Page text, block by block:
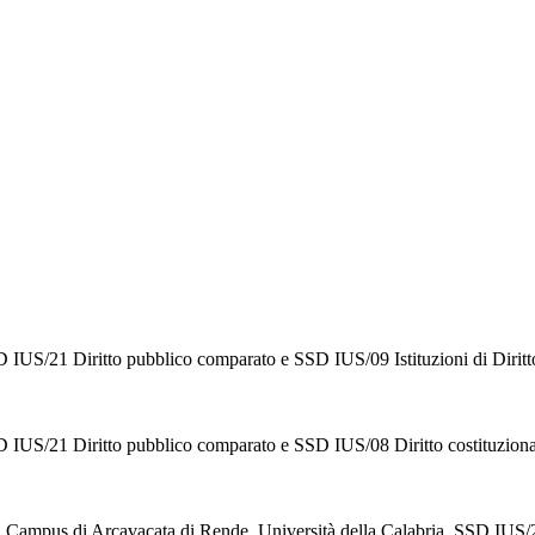
IUS/21 Diritto pubblico comparato e SSD IUS/09 Istituzioni di
IUS/21 Diritto pubblico comparato e SSD IUS/08 Diritto
di Arcavacata di Rende, Università della Calabria. SSD